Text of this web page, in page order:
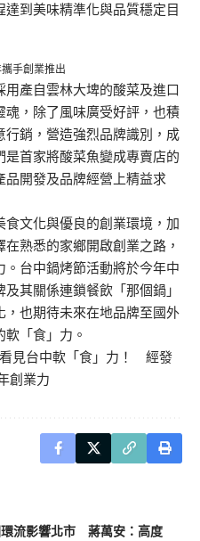
到美味精準化與品質穩定目
手創業推出
產自雲林大埤的酸菜及進口
，除了風味廣受好評，也積
銷，營造強烈品牌識別，成
首家將酸菜魚變成專賣店的
品開發及品牌經營上精益求
文化與優良的創業環境，加
熟悉的家鄉開啟創業之路，
台中鍋烤節活動將於今年中
其關係連鎖餐飲「那個鍋」
也期待未來在地品牌至國外
「食」力。
見台中軟「食」力！ 經發
創業力
環流影響北市 蔣萬安：高度